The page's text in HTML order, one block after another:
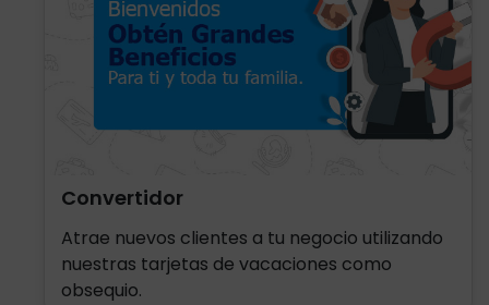
Convertidor
Atrae nuevos clientes a tu negocio utilizando
nuestras tarjetas de vacaciones como
obsequio.